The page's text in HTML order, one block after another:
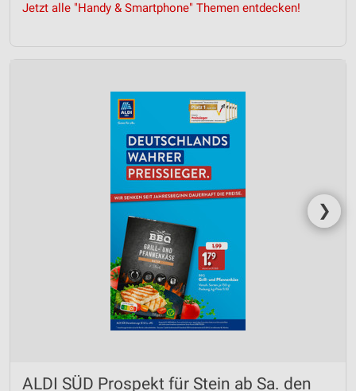
Jetzt alle "Handy & Smartphone" Themen entdecken!
❯
ALDI SÜD Prospekt für Stein ab Sa. den